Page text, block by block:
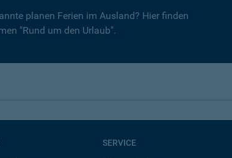
planen Ferien im Ausland? Hier finden
"Rund um den Urlaub".
SERVICE